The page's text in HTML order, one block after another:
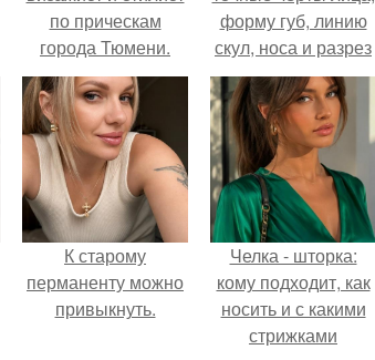
по прическам
города Тюмени.
форму губ, линию
скул, носа и разрез
глаз.
К старому
перманенту можно
привыкнуть.
Челка - шторка:
кому подходит, как
носить и с какими
стрижками